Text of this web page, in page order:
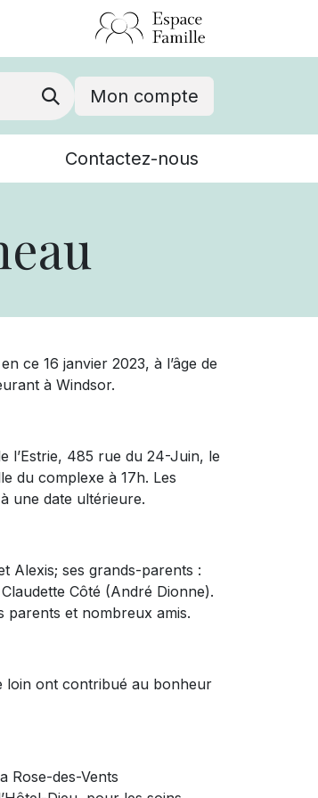
Mon compte
Événements
Contactez-nous
ce 16 janvier 2023, à l’âge de
à Windsor.
l’Estrie, 485 rue du 24-Juin, le
du complexe à 17h. Les
une date ultérieure.
Alexis; ses grands-parents :
Côté (André Dionne).
parents et nombreux amis.
loin ont contribué au bonheur
Rose-des-Vents